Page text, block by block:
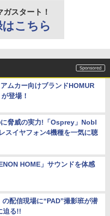
ガスタート！
こちら
ムカー向けブランドHOMUR
登場！
脅威の実力!「Osprey」Nobl
スイヤフォン4機種を一気に聴
HOME」サウンドを体感
の配信現場に“PAD”撮影班が潜
迫る!!